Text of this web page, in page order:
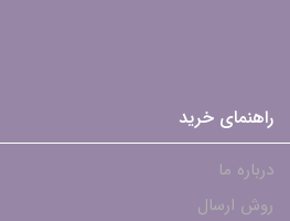
راهنمای خرید
درباره ما
روش ارسال